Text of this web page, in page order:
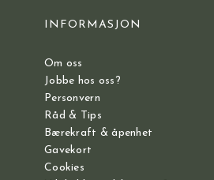
INFORMASJON
Om oss
Jobbe hos oss?
Personvern
Råd & Tips
Bærekraft & åpenhet
Gavekort
Cookies